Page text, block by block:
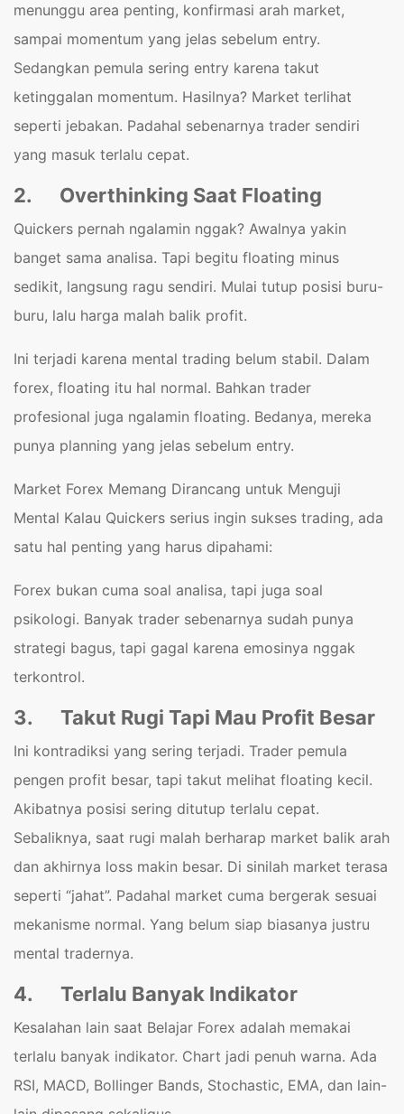
menunggu area penting, konfirmasi arah market,
sampai momentum yang jelas sebelum entry.
Sedangkan pemula sering entry karena takut
ketinggalan momentum. Hasilnya? Market terlihat
seperti jebakan. Padahal sebenarnya trader sendiri
yang masuk terlalu cepat.
2. Overthinking Saat Floating
Quickers pernah ngalamin nggak? Awalnya yakin
banget sama analisa. Tapi begitu floating minus
sedikit, langsung ragu sendiri. Mulai tutup posisi buru-
buru, lalu harga malah balik profit.
Ini terjadi karena mental trading belum stabil. Dalam
forex, floating itu hal normal. Bahkan trader
profesional juga ngalamin floating. Bedanya, mereka
punya planning yang jelas sebelum entry.
Market Forex Memang Dirancang untuk Menguji
Mental Kalau Quickers serius ingin sukses trading, ada
satu hal penting yang harus dipahami:
Forex bukan cuma soal analisa, tapi juga soal
psikologi. Banyak trader sebenarnya sudah punya
strategi bagus, tapi gagal karena emosinya nggak
terkontrol.
3. Takut Rugi Tapi Mau Profit Besar
Ini kontradiksi yang sering terjadi. Trader pemula
pengen profit besar, tapi takut melihat floating kecil.
Akibatnya posisi sering ditutup terlalu cepat.
Sebaliknya, saat rugi malah berharap market balik arah
dan akhirnya loss makin besar. Di sinilah market terasa
seperti “jahat”. Padahal market cuma bergerak sesuai
mekanisme normal. Yang belum siap biasanya justru
mental tradernya.
4. Terlalu Banyak Indikator
Kesalahan lain saat Belajar Forex adalah memakai
terlalu banyak indikator. Chart jadi penuh warna. Ada
RSI, MACD, Bollinger Bands, Stochastic, EMA, dan lain-